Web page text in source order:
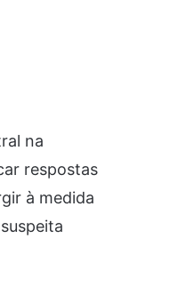
na
respostas
à medida